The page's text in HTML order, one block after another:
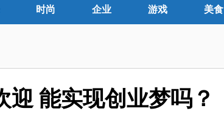
时尚 企业 游戏 美食
迎 能实现创业梦吗？